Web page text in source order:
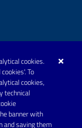
cookies.
To
cookies,
technical
banner with
and saving them